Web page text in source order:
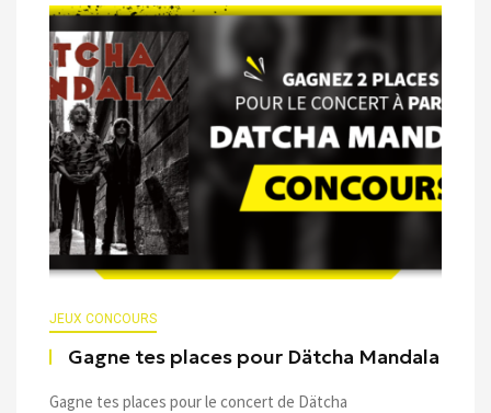
JEUX CONCOURS
Gagne tes places pour Dätcha Mandala
Gagne tes places pour le concert de Dätcha